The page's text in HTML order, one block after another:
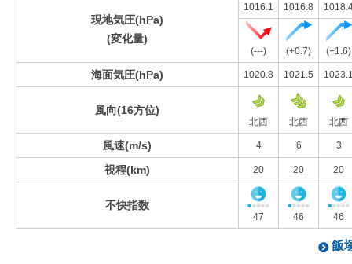
現地気圧(hPa)
(変化量)
1016.1 1016.8
(---) (+0.7) (+1.6)
海面気圧(hPa) 1020.8 1021.5
風向(16方位)
北西 北西 北西
風速(m/s) 4 6 3
視程(km) 20 20 20
不快指数
47 46 46
飯